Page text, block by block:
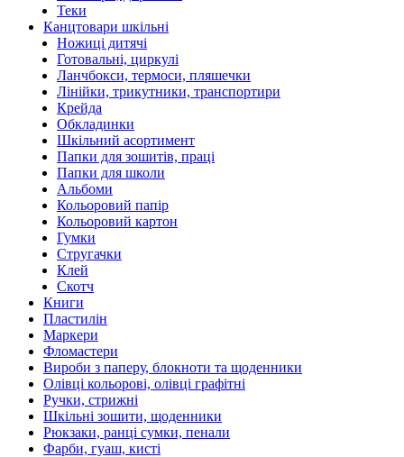
Теки
Канцтовари шкільні
Ножиці дитячі
Готовальні, циркулі
Ланчбокси, термоси, пляшечки
Лінійки, трикутники, транспортири
Крейда
Обкладинки
Шкільний асортимент
Папки для зошитів, праці
Папки для школи
Альбоми
Кольоровий папір
Кольоровий картон
Гумки
Стругачки
Клей
Скотч
Книги
Пластилін
Маркери
Фломастери
Вироби з паперу, блокноти та щоденники
Олівці кольорові, олівці графітні
Ручки, стрижні
Шкільні зошити, щоденники
Рюкзаки, ранці сумки, пенали
Фарби, гуаш, кисті